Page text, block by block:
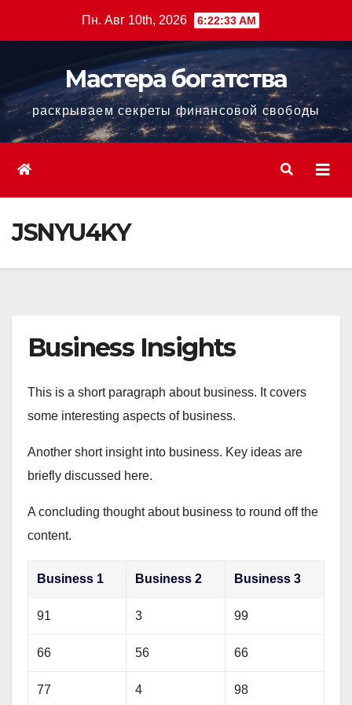
Пн. Авг 10th, 2026 6:22:34 AM
Мастера богатства
раскрываем секреты финансовой свободы
JSNYU4KY
Business Insights
This is a short paragraph about business. It covers
some interesting aspects of business.
Another short insight into business. Key ideas are
briefly discussed here.
A concluding thought about business to round off the
content.
Business 1 Business 2 Business 3
91 3 99
66 56 66
77 4 98